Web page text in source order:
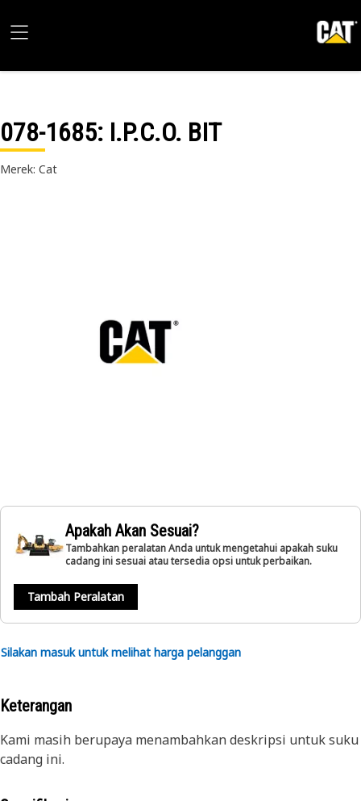
078-1685: I.P.C.O. BIT
Merek: Cat
Apakah Akan Sesuai?
Tambahkan peralatan Anda untuk mengetahui apakah suku
cadang ini sesuai atau tersedia opsi untuk perbaikan.
Tambah Peralatan
Silakan masuk untuk melihat harga pelanggan
Keterangan
Kami masih berupaya menambahkan deskripsi untuk suku
cadang ini.